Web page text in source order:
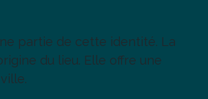
partie de cette identité. La
du lieu. Elle offre une